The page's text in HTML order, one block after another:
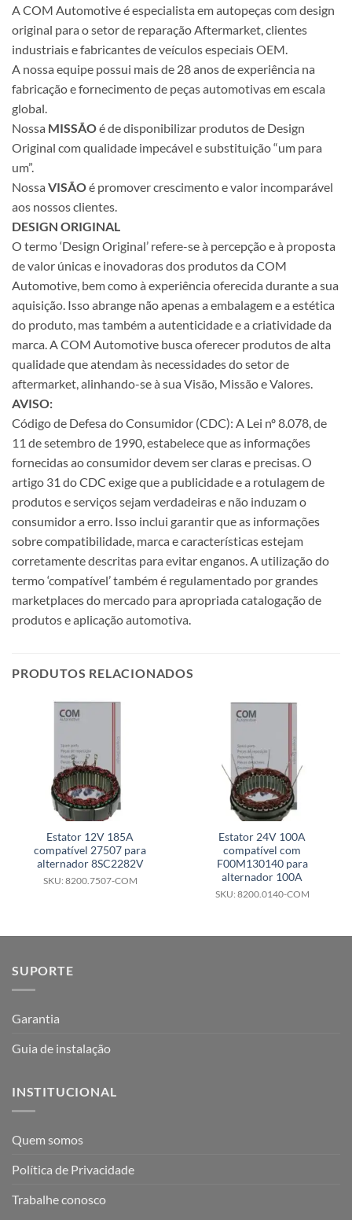
A COM Automotive é especialista em autopeças com design
original para o setor de reparação Aftermarket, clientes
industriais e fabricantes de veículos especiais OEM.
A nossa equipe possui mais de 28 anos de experiência na
fabricação e fornecimento de peças automotivas em escala
global.
Nossa MISSÃOé de disponibilizar produtos de Design
Original com qualidade impecável e substituição “um para
um”.
Nossa VISÃOé promover crescimento e valor incomparável
aos nossos clientes.
DESIGN ORIGINAL
O termo ‘Design Original’ refere-se à percepção e à proposta
de valor únicas e inovadoras dos produtos da COM
Automotive, bem como à experiência oferecida durante a sua
aquisição. Isso abrange não apenas a embalagem e a estética
do produto, mas também a autenticidade e a criatividade da
marca. A COM Automotive busca oferecer produtos de alta
qualidade que atendam às necessidades do setor de
aftermarket, alinhando-se à sua Visão, Missão e Valores.
AVISO:
Código de Defesa do Consumidor (CDC): A Lei nº 8.078, de
11 de setembro de 1990, estabelece que as informações
fornecidas ao consumidor devem ser claras e precisas. O
artigo 31 do CDC exige que a publicidade e a rotulagem de
produtos e serviços sejam verdadeiras e não induzam o
consumidor a erro. Isso inclui garantir que as informações
sobre compatibilidade, marca e características estejam
corretamente descritas para evitar enganos. A utilização do
termo ‘compatível’ também é regulamentado por grandes
marketplaces do mercado para apropriada catalogação de
produtos e aplicação automotiva.
PRODUTOS RELACIONADOS
Estator 12V 185A
compatível 27507 para
alternador 8SC2282V
SKU: 8200.7507-COM
Estator 24V 100A
compatível com
F00M130140 para
alternador 100A
SKU: 8200.0140-COM
SUPORTE
Garantia
Guia de instalação
INSTITUCIONAL
Quem somos
Política de Privacidade
Trabalhe conosco